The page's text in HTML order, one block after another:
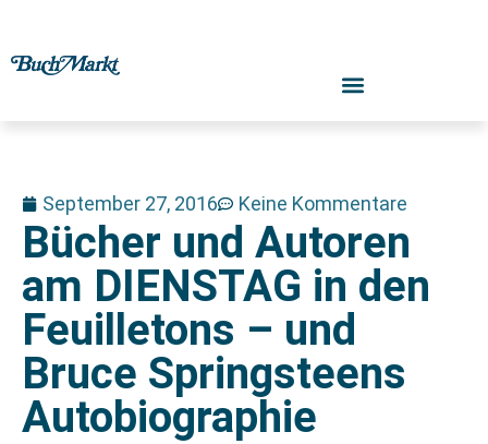
September 27, 2016 Keine Kommentare
Bücher und Autoren
am DIENSTAG in den
Feuilletons – und
Bruce Springsteens
Autobiographie